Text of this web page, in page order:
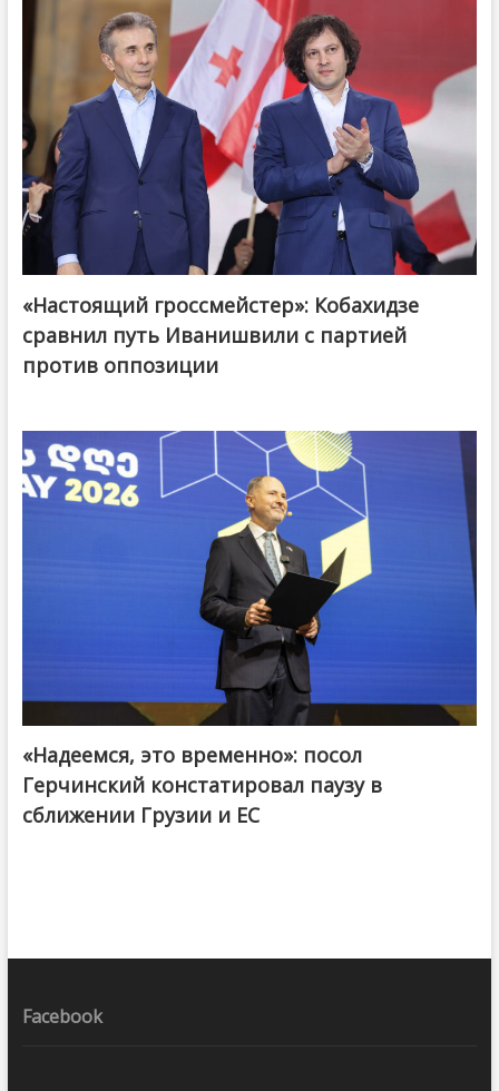
@ქართული ოცნება / Georgian Dream
«Настоящий гроссмейстер»: Кобахидзе
сравнил путь Иванишвили с партией
против оппозиции
«Надеемся, это временно»: посол
Герчинский констатировал паузу в
сближении Грузии и ЕС
Facebook